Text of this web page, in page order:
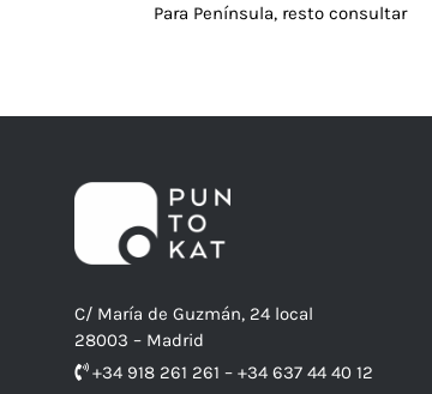
Para Península, resto consultar
C/ María de Guzmán, 24 local
28003 – Madrid
+34 918 261 261 – +34 637 44 40 12